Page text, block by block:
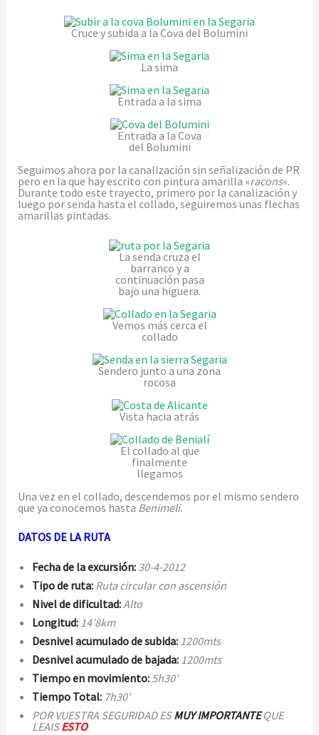
Cruce y subida a la Cova del Bolumini
La sima
Entrada a la sima
Entrada a la Cova
del Bolumini
Seguimos ahora por la canalización sin señalización de PR
pero en la que hay escrito con pintura amarilla «racons«.
Durante todo este trayecto, primero por la canalización y
luego por senda hasta el collado, seguiremos unas flechas
amarillas pintadas.
La senda cruza el
barranco y a
continuación pasa
bajo una higuera.
Vemos más cerca el
collado
Sendero junto a una zona
rocosa
Vista hacia atrás
El collado al que
finalmente
llegamos
Una vez en el collado, descendemos por el mismo sendero
que ya conocemos hasta Benimeli.
DATOS DE LA RUTA
Fecha de la excursión: 30-4-2012
Tipo de ruta: Ruta circular con ascensión
Nivel de dificultad: Alto
Longitud: 14’8km
Desnivel acumulado de subida: 1200mts
Desnivel acumulado de bajada: 1200mts
Tiempo en movimiento: 5h30′
Tiempo Total: 7h30′
POR VUESTRA SEGURIDAD ESMUY IMPORTANTEQUE
LEAISESTO